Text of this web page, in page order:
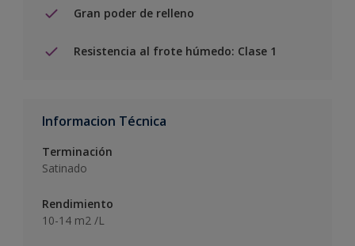
Gran poder de relleno
Resistencia al frote húmedo: Clase 1
Informacion Técnica
Terminación
Satinado
Rendimiento
10-14 m2 /L